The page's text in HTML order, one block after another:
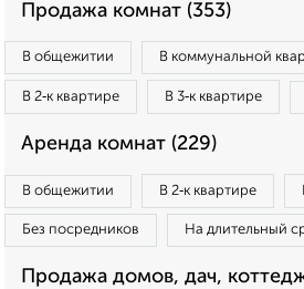
Продажа комнат (353)
В общежитии В коммунальной
В 2‑к квартире В 3‑к квартире
Аренда комнат (229)
В общежитии В 2‑к квартире
Без посредников На длительный
Продажа домов, дач,